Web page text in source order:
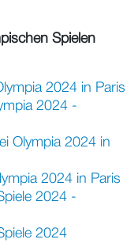
Spielen
2024 in Paris
2024 -
Olympia 2024 in
2024 in Paris
2024 -
2024